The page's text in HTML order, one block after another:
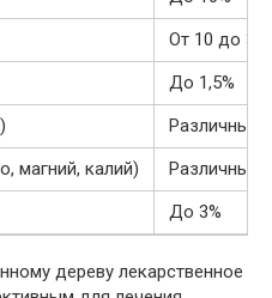
От 10 до
До 1,5%
Различные
магний, калий)
Различные
До 3%
дереву лекарственное